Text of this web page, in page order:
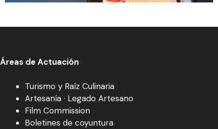
Áreas de Actuación
Turismo y Raíz Culinaria
Artesanía · Legado Artesano
Film Commission
Boletines de coyuntura